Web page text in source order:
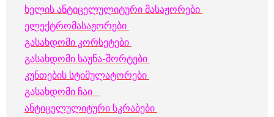
ხელის ანტიცელულიტური მასაჟორები
ელექტრომასაჟორები
გასახდომი კორსეტები
გასახდომი საუნა-შორტები
კუნთების სტიმულატორები
გასახდომი ჩაი
ანტიცელულიტური სკრაბები